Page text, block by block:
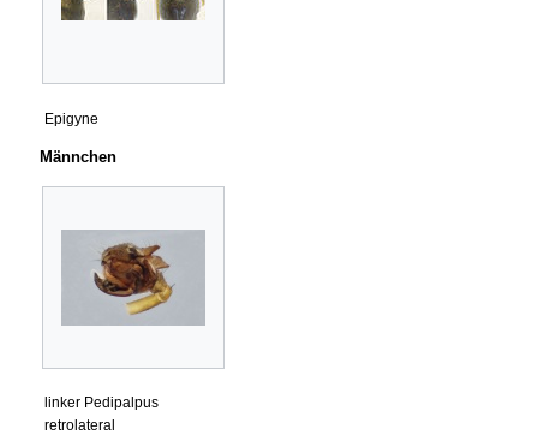
Epigyne
Männchen
linker Pedipalpus
retrolateral